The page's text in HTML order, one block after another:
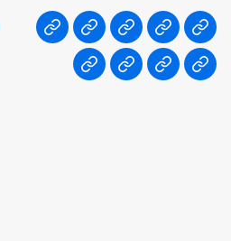
Midsommarkransen
HemTeknikSommar
torg
Konstnär
Progg